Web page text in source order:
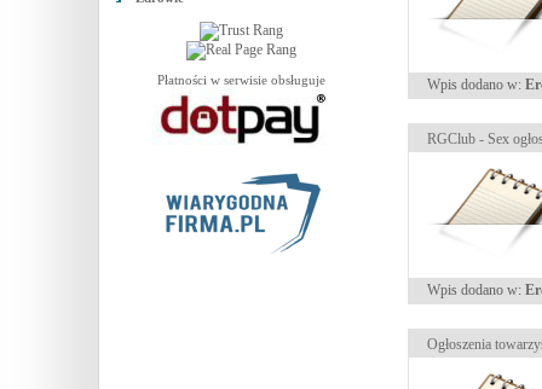
Płatności w serwisie obsługuje Wpis dodano w:
RGClub - Sex
Wpis dodano w:
Ogłoszenia